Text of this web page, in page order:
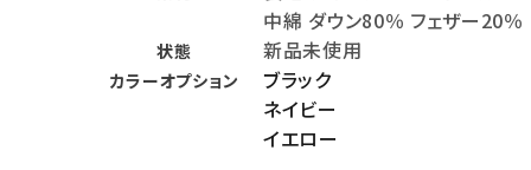
中綿 ダウン80％ フェザー20％
状態 新品未使用
カラーオプション
ブラック
ネイビー
イエロー